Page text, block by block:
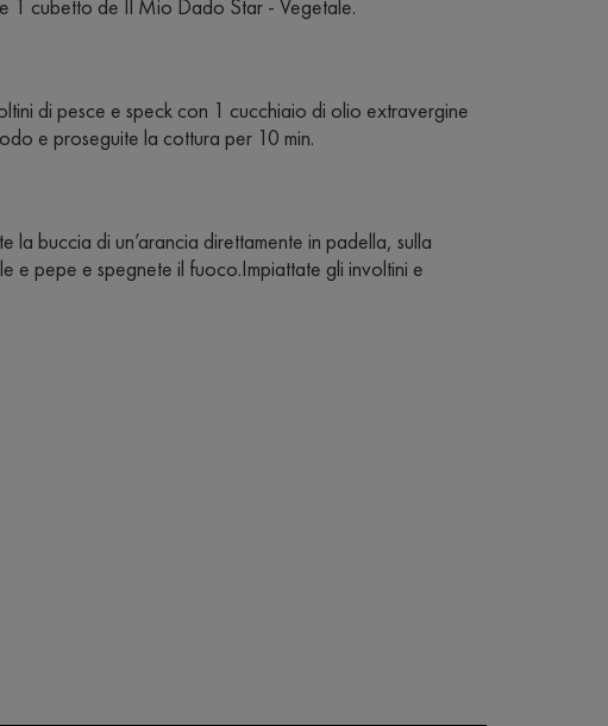
1 cubetto de Il Mio Dado Star - Vegetale.
di pesce e speck con 1 cucchiaio di olio extravergine
e proseguite la cottura per 10 min.
la buccia di un’arancia direttamente in padella, sulla
e pepe e spegnete il fuoco.Impiattate gli involtini e